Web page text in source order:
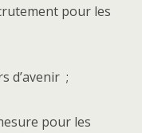
pour les
d’avenir ;
pour les